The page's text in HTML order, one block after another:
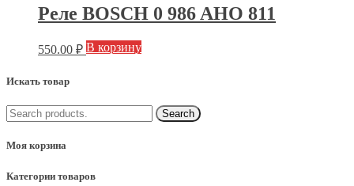
Реле BOSCH 0 986 AHO 811
550.00 ₽ В корзину
Искать товар
Моя корзина
Категории товаров